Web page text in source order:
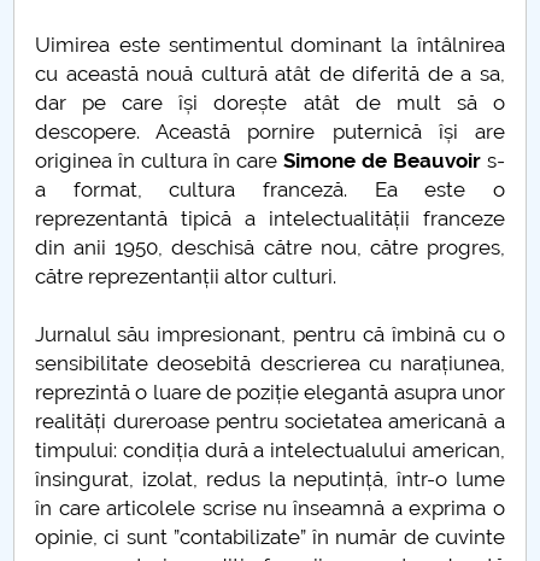
Metode statistice - lansare de carte
Atestarea documentară a Piteştiului (20 mai 1388)
Constantin cel Mare
După două luni…
De ce avem nevoie de bătrâni
4 fețe ale lui Mihai Eminescu
Vocabularul în vremea pandemiei
Despre "a te ține de cuvânt"
Uimirea este sentimentul dominant la întâlnirea
cu această nouă cultură atât de diferită de a sa,
dar pe care își dorește atât de mult să o
descopere. Această pornire puternică își are
originea în cultura în care Simone de Beauvoirs-
a format, cultura franceză. Ea este o
reprezentantă tipică a intelectualității franceze
din anii 1950, deschisă către nou, către progres,
către reprezentanții altor culturi.
Jurnalul său impresionant, pentru că îmbină cu o
sensibilitate deosebită descrierea cu narațiunea,
reprezintă o luare de poziție elegantă asupra unor
realități dureroase pentru societatea americană a
timpului: condiția dură a intelectualului american,
însingurat, izolat, redus la neputință, într-o lume
în care articolele scrise nu înseamnă a exprima o
opinie, ci sunt ”contabilizate” în număr de cuvinte